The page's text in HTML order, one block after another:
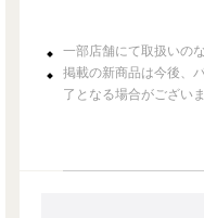
一部店舗にて取扱いの
掲載の新商品は今後、
了となる場合がございま